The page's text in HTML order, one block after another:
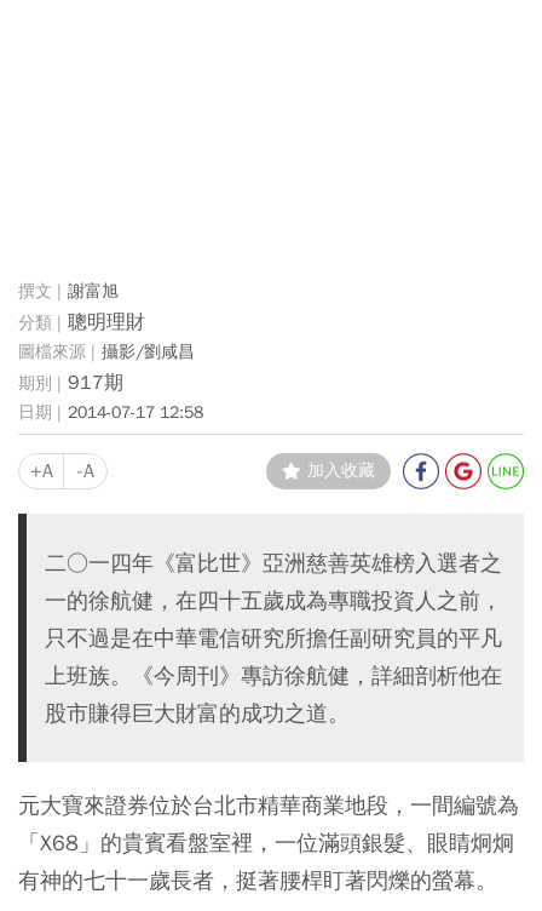
謝富旭
聰明理財
攝影/劉咸昌
917期
2014-07-17 12:58
+A -A 加入收藏
二○一四年《富比世》亞洲慈善英雄榜入選者之
一的徐航健，在四十五歲成為專職投資人之前，
只不過是在中華電信研究所擔任副研究員的平凡
上班族。《今周刊》專訪徐航健，詳細剖析他在
股市賺得巨大財富的成功之道。
元大寶來證券位於台北市精華商業地段，一間編號為
「X68」的貴賓看盤室裡，一位滿頭銀髮、眼睛炯炯
有神的七十一歲長者，挺著腰桿盯著閃爍的螢幕。